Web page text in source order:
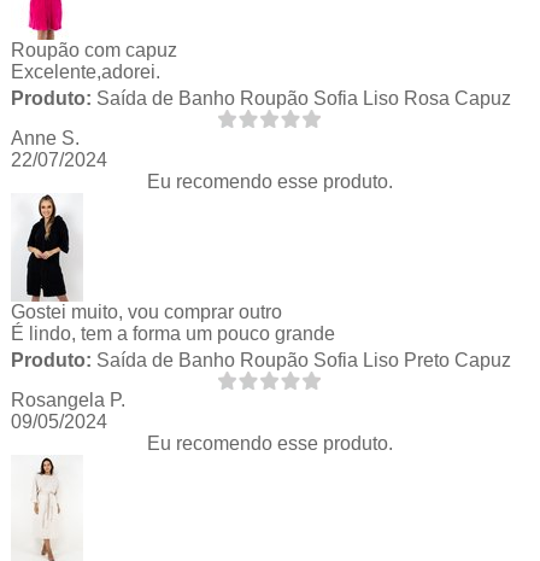
Roupão com capuz
Excelente,adorei.
Produto: Saída de Banho Roupão Sofia Liso Rosa Capuz
Anne S.
22/07/2024
Eu recomendo esse produto.
Gostei muito, vou comprar outro
É lindo, tem a forma um pouco grande
Produto: Saída de Banho Roupão Sofia Liso Preto Capuz
Rosangela P.
09/05/2024
Eu recomendo esse produto.